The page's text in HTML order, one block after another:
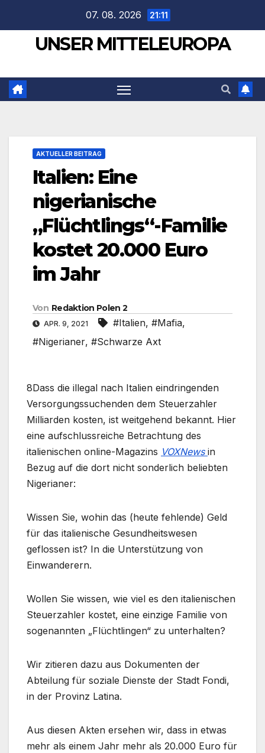
springen
07. 08. 2026 21:11
UNSER MITTELEUROPA
AKTUELLER BEITRAG
Italien: Eine
nigerianische
„Flüchtlings“-Familie
kostet 20.000 Euro
im Jahr
Von Redaktion Polen 2
APR. 9, 2021 #Italien, #Mafia,
#Nigerianer, #Schwarze Axt
8Dass die illegal nach Italien eindringenden
Versorgungssuchenden dem Steuerzahler
Milliarden kosten, ist weitgehend bekannt. Hier
eine aufschlussreiche Betrachtung des
italienischen online-Magazins VOXNews in
Bezug auf die dort nicht sonderlich beliebten
Nigerianer:
Wissen Sie, wohin das (heute fehlende) Geld
für das italienische Gesundheitswesen
geflossen ist? In die Unterstützung von
Einwanderern.
Wollen Sie wissen, wie viel es den italienischen
Steuerzahler kostet, eine einzige Familie von
sogenannten „Flüchtlingen“ zu unterhalten?
Wir zitieren dazu aus Dokumenten der
Abteilung für soziale Dienste der Stadt Fondi,
in der Provinz Latina.
Aus diesen Akten ersehen wir, dass in etwas
mehr als einem Jahr mehr als 20.000 Euro für